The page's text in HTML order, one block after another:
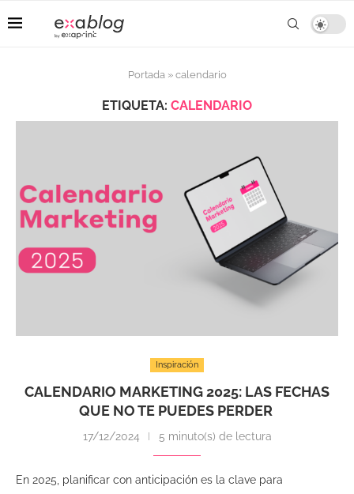
Portada» calendario
ETIQUETA: CALENDARIO
Inspiración
CALENDARIO MARKETING 2025: LAS FECHAS
QUE NO TE PUEDES PERDER
17/12/2024 5 minuto(s) de lectura
En 2025, planificar con anticipación es la clave para